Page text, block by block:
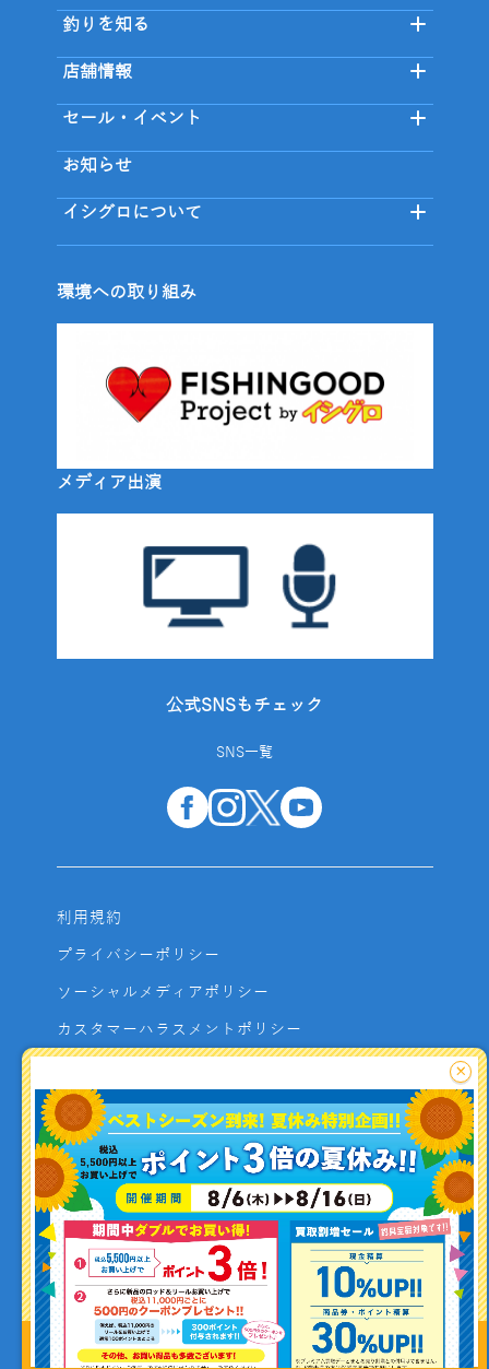
釣り情報を
投稿する
釣りを知る
店舗情報
セール・イベント
お知らせ
イシグロについて
環境への取り組み
メディア出演
公式SNSもチェック
SNS一覧
利用規約
プライバシーポリシー
ソーシャルメディアポリシー
カスタマーハラスメントポリシー
よくあるご質問
お問い合わせ
利用者資金の保全方法
Copyright (C) ISHIGURO co.,ltd All Rights Reserved.
×